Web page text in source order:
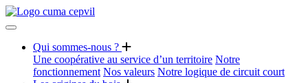
Qui sommes-nous ?
Une coopérative au service d’un territoire Notre
fonctionnement Nos valeurs Notre logique de circuit court